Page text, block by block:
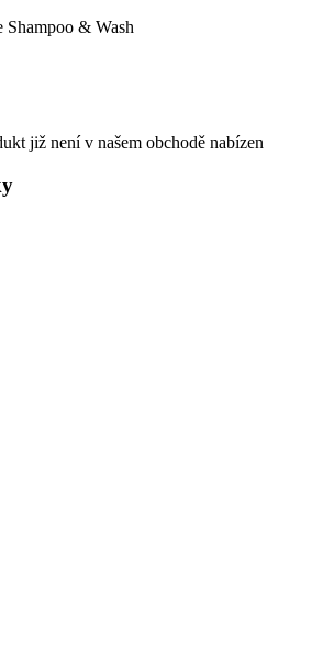
Shampoo & Wash
již není v našem obchodě nabízen